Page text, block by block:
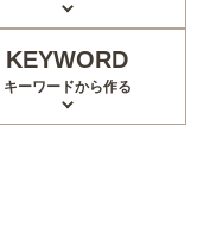
KEYWORD
キーワードから作る